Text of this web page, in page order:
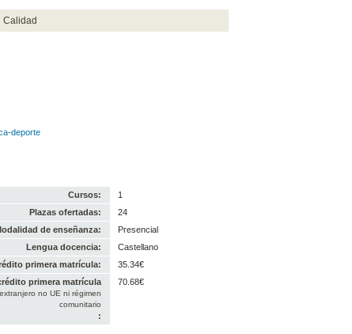
Calidad
deporte
Cursos:
1
Plazas ofertadas:
24
de enseñanza:
Presencial
Lengua docencia:
Castellano
primera matrícula:
35.34€
primera matrícula
no UE ni régimen
comunitario
:
70.68€